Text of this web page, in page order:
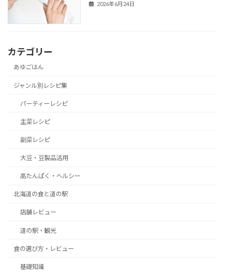
2026年6月24日
カテゴリー
あゆごはん
ジャンル別レシピ集
パーティーレシピ
主菜レシピ
副菜レシピ
大豆・豆製品活用
高たんぱく・ヘルシー
北海道の食と道の駅
店舗レビュー
道の駅・観光
食の選び方・レビュー
基礎知識